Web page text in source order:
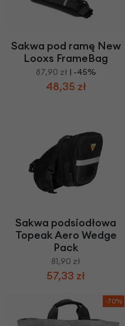
Sakwa pod ramę New
Looxs FrameBag
87,90 zł | -45%
48,35 zł
Sakwa podsiodłowa
Topeak Aero Wedge
Pack
81,90 zł
57,33 zł
-70%